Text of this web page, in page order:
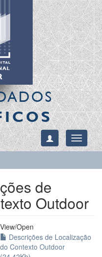
Toggle
de
Outdoor
View/Open
Descrições de Localização
do Contexto Outdoor